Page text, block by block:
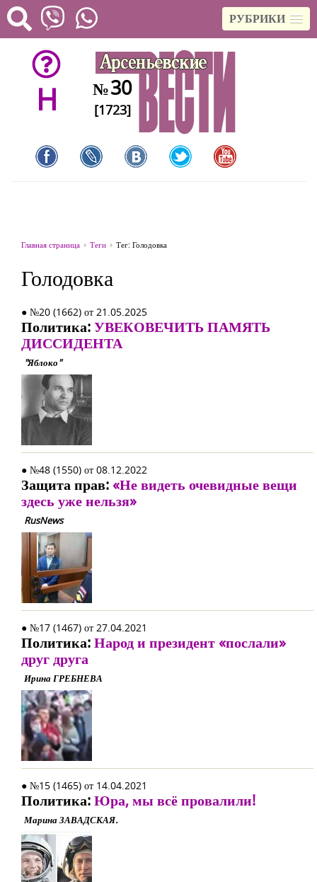
РУБРИКИ
H №30
[1723]
Главная страница Теги Тег: Голодовка
Голодовка
● №20 (1662) от 21.05.2025
Политика:УВЕКОВЕЧИТЬ ПАМЯТЬ
ДИССИДЕНТА
"Яблоко"
● №48 (1550) от 08.12.2022
Защита прав:«Не видеть очевидные вещи
здесь уже нельзя»
RusNews
● №17 (1467) от 27.04.2021
Политика:Народ и президент «послали»
друг друга
Ирина ГРЕБНЕВА
● №15 (1465) от 14.04.2021
Политика:Юра, мы всё провалили!
Марина ЗАВАДСКАЯ.